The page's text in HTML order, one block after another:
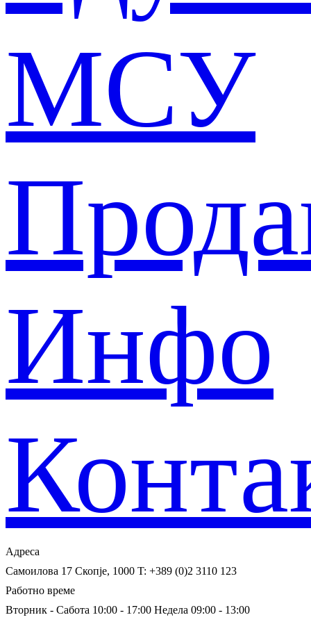
МСУ
Инфо
Адреса
Самоилова 17 Скопје, 1000 T: +389 (0)2 3110 123
Работно време
Вторник - Сабота 10:00 - 17:00 Недела 09:00 - 13:00